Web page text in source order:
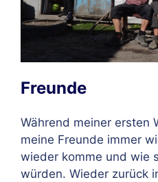
Freunde
Während meiner ersten
meine Freunde immer
wieder komme und wie
würden. Wieder zurück